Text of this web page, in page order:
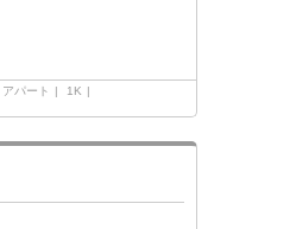
アパート
1K